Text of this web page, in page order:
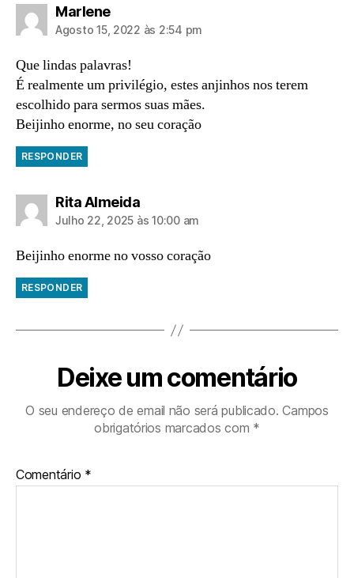
Marlenediz:
Agosto 15, 2022 às 2:54 pm
Que lindas palavras!
É realmente um privilégio, estes anjinhos nos terem
escolhido para sermos suas mães.
Beijinho enorme, no seu coração
RESPONDER
Rita Almeidadiz:
Julho 22, 2025 às 10:00 am
Beijinho enorme no vosso coração
RESPONDER
Deixe um comentário
O seu endereço de email não será publicado. Campos
obrigatórios marcados com *
Comentário *